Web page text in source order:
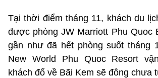
Tại thời điểm tháng 11, khách du
được phòng JW Marriott Phu Quoc
gần như đã hết phòng suốt tháng
New World Phu Quoc Resort
khách đổ về Bãi Kem sẽ đông chưa